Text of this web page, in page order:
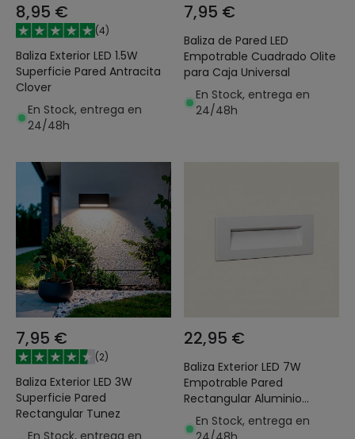
8,95 €
(4)
Baliza Exterior LED 1.5W
Superficie Pared Antracita
Clover
En Stock, entrega en
24/48h
7,95 €
Baliza de Pared LED
Empotrable Cuadrado Olite
para Caja Universal
En Stock, entrega en
24/48h
7,95 €
(2)
Baliza Exterior LED 3W
Superficie Pared
Rectangular Tunez
22,95 €
Baliza Exterior LED 7W
Empotrable Pared
Rectangular Aluminio
Blanco Groult
En Stock, entrega en